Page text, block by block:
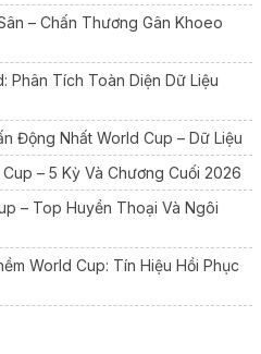
– Chấn Thương Gân Khoeo
Phân Tích Toàn Diện Dữ Liệu
Động Nhất World Cup – Dữ Liệu
– 5 Kỳ Và Chương Cuối 2026
– Top Huyền Thoại Và Ngôi
World Cup: Tín Hiệu Hồi Phục